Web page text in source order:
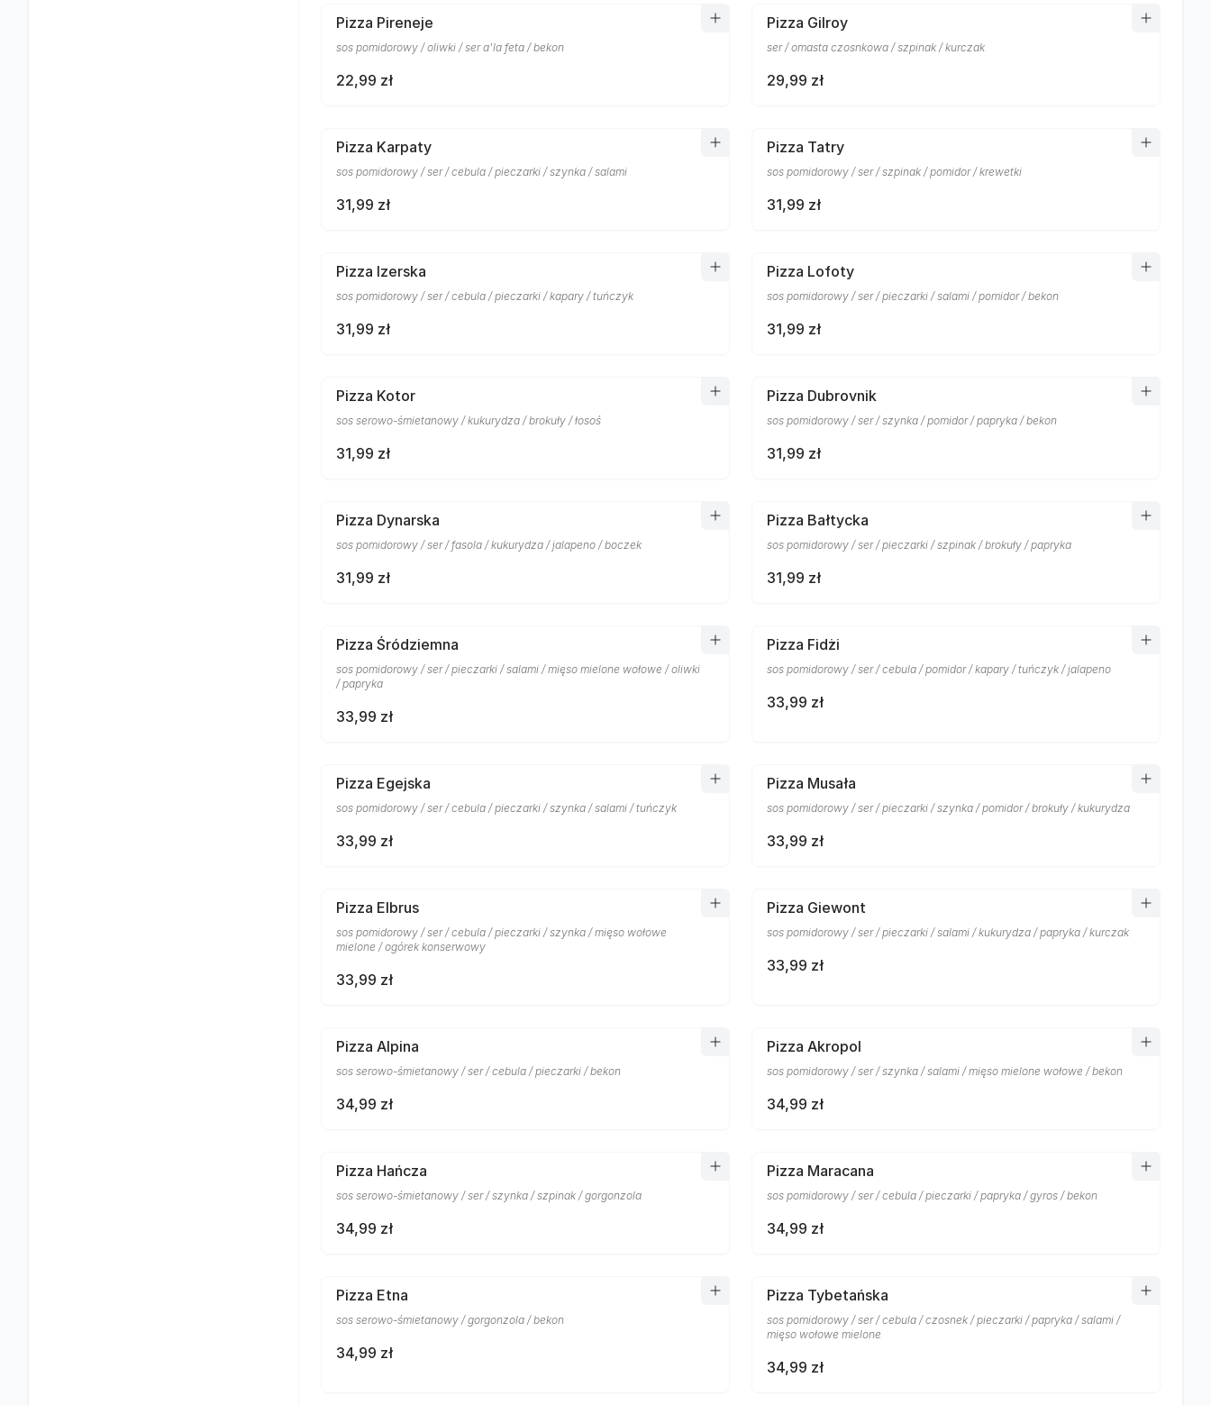
Pizza Pireneje
sos pomidorowy / oliwki / ser a'la feta / bekon
22,99 zł
Pizza Gilroy
ser / omasta czosnkowa / szpinak / kurczak
29,99 zł
Pizza Karpaty
sos pomidorowy / ser / cebula / pieczarki / szynka / salami
31,99 zł
Pizza Tatry
sos pomidorowy / ser / szpinak / pomidor / krewetki
31,99 zł
Pizza Izerska
sos pomidorowy / ser / cebula / pieczarki / kapary / tuńczyk
31,99 zł
Pizza Lofoty
sos pomidorowy / ser / pieczarki / salami / pomidor / bekon
31,99 zł
Pizza Kotor
sos serowo-śmietanowy / kukurydza / brokuły / łosoś
31,99 zł
Pizza Dubrovnik
sos pomidorowy / ser / szynka / pomidor / papryka / bekon
31,99 zł
Pizza Dynarska
sos pomidorowy / ser / fasola / kukurydza / jalapeno / boczek
31,99 zł
Pizza Bałtycka
sos pomidorowy / ser / pieczarki / szpinak / brokuły / papryka
31,99 zł
Pizza Śródziemna
sos pomidorowy / ser / pieczarki / salami / mięso mielone wołowe / oliwki
/ papryka
33,99 zł
Pizza Fidżi
sos pomidorowy / ser / cebula / pomidor / kapary / tuńczyk / jalapeno
33,99 zł
Pizza Egejska
sos pomidorowy / ser / cebula / pieczarki / szynka / salami / tuńczyk
33,99 zł
Pizza Musała
sos pomidorowy / ser / pieczarki / szynka / pomidor / brokuły / kukurydza
33,99 zł
Pizza Elbrus
sos pomidorowy / ser / cebula / pieczarki / szynka / mięso wołowe
mielone / ogórek konserwowy
33,99 zł
Pizza Giewont
sos pomidorowy / ser / pieczarki / salami / kukurydza / papryka / kurczak
33,99 zł
Pizza Alpina
sos serowo-śmietanowy / ser / cebula / pieczarki / bekon
34,99 zł
Pizza Akropol
sos pomidorowy / ser / szynka / salami / mięso mielone wołowe / bekon
34,99 zł
Pizza Hańcza
sos serowo-śmietanowy / ser / szynka / szpinak / gorgonzola
34,99 zł
Pizza Maracana
sos pomidorowy / ser / cebula / pieczarki / papryka / gyros / bekon
34,99 zł
Pizza Etna
sos serowo-śmietanowy / gorgonzola / bekon
34,99 zł
Pizza Tybetańska
sos pomidorowy / ser / cebula / czosnek / pieczarki / papryka / salami /
mięso wołowe mielone
34,99 zł